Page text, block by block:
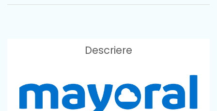
Descriere